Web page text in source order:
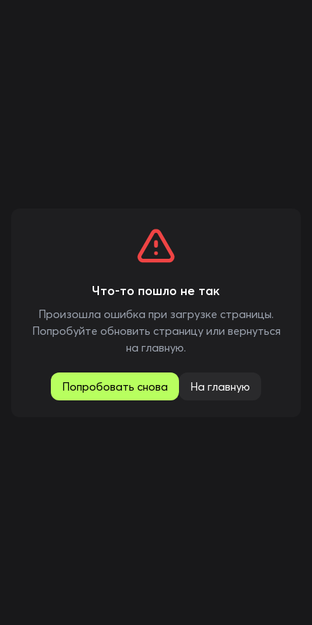
Что-то пошло не так
Произошла ошибка при загрузке страницы.
Попробуйте обновить страницу или вернуться
на главную.
Попробовать снова На главную